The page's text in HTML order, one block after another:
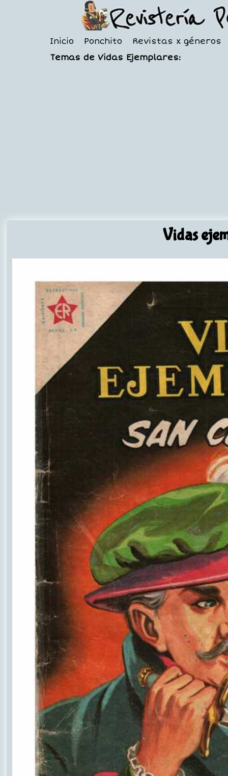
Inicio Ponchito
Revistas x géneros
Temas de Vidas Ejemplares:
Vidas